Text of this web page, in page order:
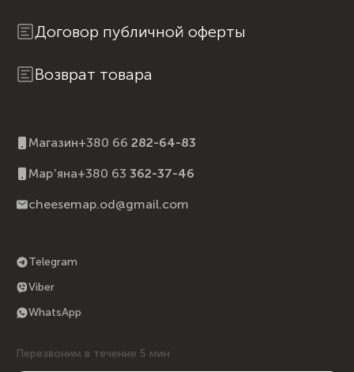
Договор публичной оферты
Возврат товара
Telegram
Viber
WhatsApp
Перезвоним в течение 5 мин
Магазин+380 66 282-64-83
Марʼяна+380 63 362-37-46
cheesemap.od@gmail.com